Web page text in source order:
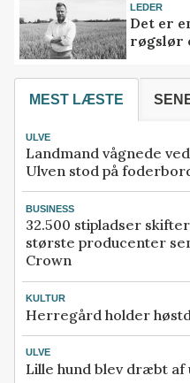
LEDER
Det er
røgslør
MEST LÆSTE
ULVE
Landmand vågnede
Ulven stod på
BUSINESS
32.500 stipladser
største producenter
Crown
KULTUR
Herregård holder
ULVE
Lille hund blev dræbt af